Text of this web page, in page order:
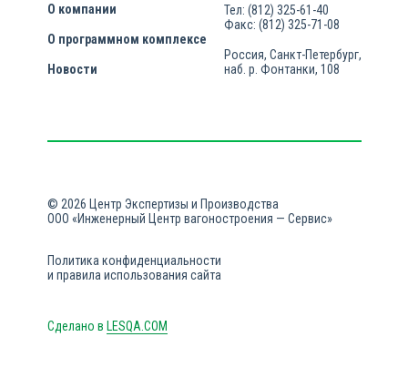
О компании
О программном комплексе
Новости
Тел: (812) 325-61-40
Факс: (812) 325-71-08
Россия, Санкт-Петербург,
наб. р. Фонтанки, 108
© 2026 Центр Экспертизы и Производства
ООО «Инженерный Центр вагоностроения — Сервис»
Политика конфиденциальности
и правила использования сайта
Сделано в LESQA.COM